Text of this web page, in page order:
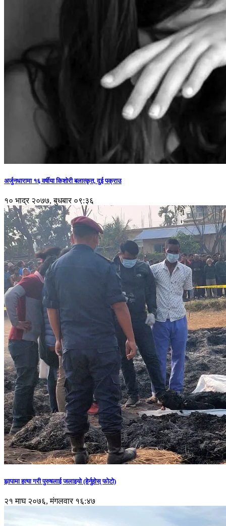
अर्जुनधारामा १६ वर्षीया किशोरी बलात्कृत, दुई पक्राउ
१० भाद्र २०७७, बुधबार ०९:३६
झापामा हत्या गरी पुरुषलाई जलाइयो (हेर्नुहाेस् फाेटाे)
२१ माघ २०७६, मंगलवार १६:४७